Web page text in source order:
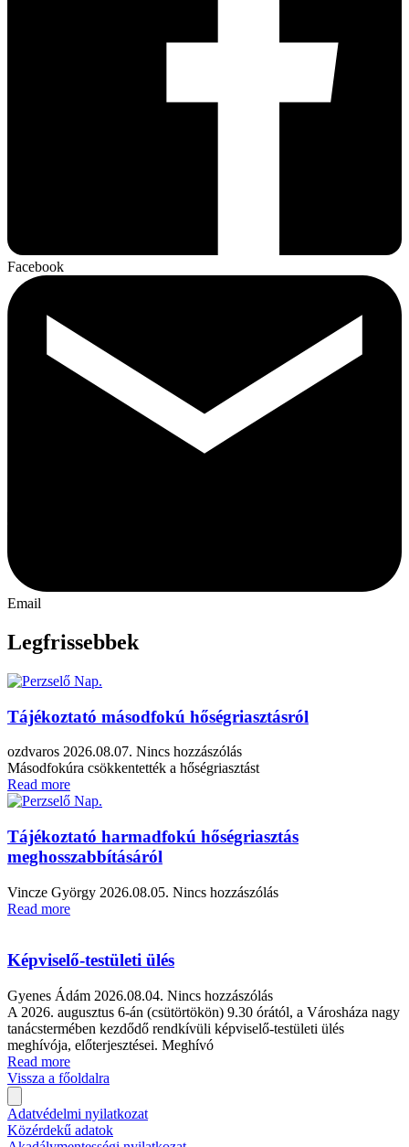
Facebook
Email
Legfrissebbek
Tájékoztató másodfokú hőségriasztásról
ozdvaros 2026.08.07. Nincs hozzászólás
Másodfokúra csökkentették a hőségriasztást
Read more
Tájékoztató harmadfokú hőségriasztás
meghosszabbításáról
Vincze György 2026.08.05. Nincs hozzászólás
Read more
Képviselő-testületi ülés
Gyenes Ádám 2026.08.04. Nincs hozzászólás
A 2026. augusztus 6-án (csütörtökön) 9.30 órától, a Városháza nagy
tanácstermében kezdődő rendkívüli képviselő-testületi ülés
meghívója, előterjesztései. Meghívó
Read more
Vissza a főoldalra
Adatvédelmi nyilatkozat
Közérdekű adatok